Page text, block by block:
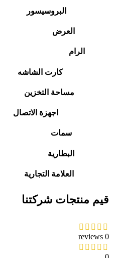
البروسيسور
العرض
الرام
كارت الشاشه
مساحة التخزين
اجهزة الاتصال
سمات
البطارية
العلامة التجارية
قيم منتجات شركتنا
0 reviews